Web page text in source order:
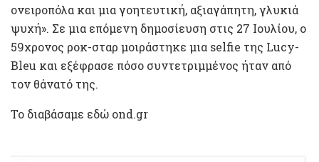
ονειροπόλα και μια γοητευτική, αξιαγάπητη, γλυκιά
ψυχή». Σε μια επόμενη δημοσίευση στις 27 Ιουλίου, ο
59χρονος ροκ-σταρ μοιράστηκε μια selfie της Lucy-
Bleu και εξέφρασε πόσο συντετριμμένος ήταν από
τον θάνατό της.
Το διαβάσαμε εδώ ond.gr